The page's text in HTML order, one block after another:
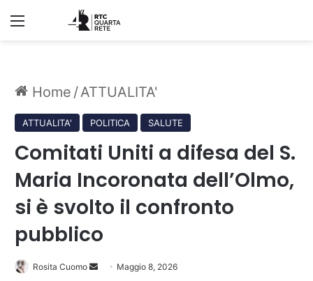
Menu
Home /ATTUALITA'
ATTUALITA' POLITICA SALUTE
Comitati Uniti a difesa del S.
Maria Incoronata dell’Olmo,
si è svolto il confronto
pubblico
Rosita Cuomo
Invia Maggio 8, 2026